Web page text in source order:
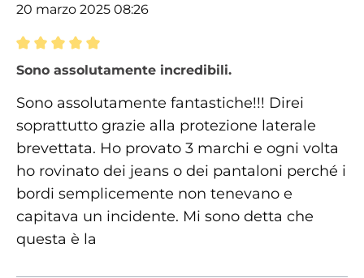
20 marzo 2025 08:26
Recensione con valutazione di 5 su 5 stelle
Sono assolutamente incredibili.
Sono assolutamente fantastiche!!! Direi
soprattutto grazie alla protezione laterale
brevettata. Ho provato 3 marchi e ogni volta
ho rovinato dei jeans o dei pantaloni perché i
bordi semplicemente non tenevano e
capitava un incidente. Mi sono detta che
questa è la